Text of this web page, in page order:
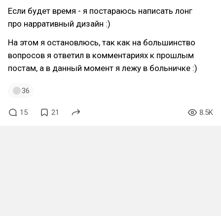
Если будет время - я постараюсь написать лонг
про нарративный дизайн :)
На этом я остановлюсь, так как на большинство
вопросов я ответил в комментариях к прошлым
постам, а в данный момент я лежу в больничке :)
36
15 21 8.5K